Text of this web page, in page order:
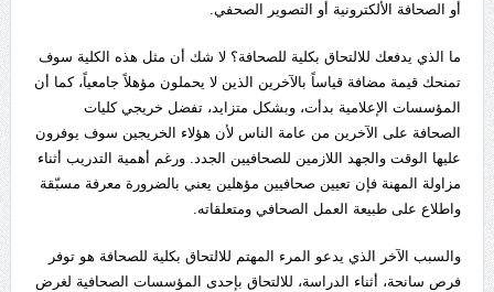
أو الصحافة الألكترونية أو التصوير الصحفي.
ما الذي يدفعك للالتحاق بكلية للصحافة؟ لا شك أن مثل هذه الكلية سوف
تمنحك قيمة مضافة قياساً بالآخرين الذين لا يحملون مؤهلاً جامعياً، كما أن
المؤسسات الإعلامية بدأت، وبشكل متزايد، تفضل خريجي كليات
الصحافة على الآخرين من عامة الناس لأن هؤلاء الخريجين سوف يوفرون
عليها الوقت والجهد اللازمين للصحافيين الجدد. ورغم أهمية التدريب أثناء
مزاولة المهنة فإن تعيين صحافيين مؤهلين يعني بالضرورة معرفة مسبّقة
واطلاع على طبيعة العمل الصحافي ومتعلقاته.
والسبب الآخر الذي يدعو المرء المهتم للالتحاق بكلية للصحافة هو توفر
فرص سانحة، أثناء الدراسة، للالتحاق بإحدى المؤسسات الصحافية لغرض